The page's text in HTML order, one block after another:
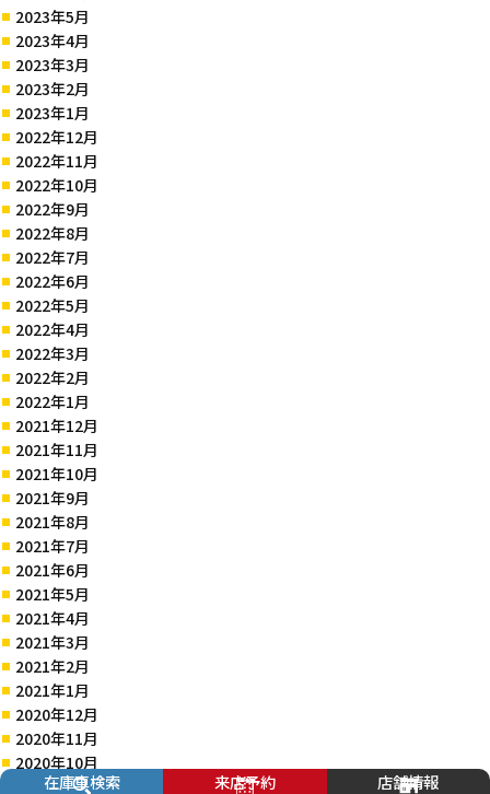
2023年5月
2023年4月
2023年3月
2023年2月
2023年1月
2022年12月
2022年11月
2022年10月
2022年9月
2022年8月
2022年7月
2022年6月
2022年5月
2022年4月
2022年3月
2022年2月
2022年1月
2021年12月
2021年11月
2021年10月
2021年9月
2021年8月
2021年7月
2021年6月
2021年5月
2021年4月
2021年3月
2021年2月
2021年1月
2020年12月
2020年11月
2020年10月
2020年9月
在庫車検索 来店予約 店舗情報